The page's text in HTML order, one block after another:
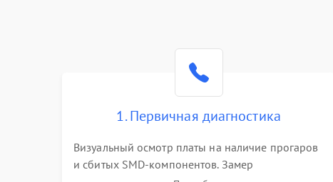
Электронные компоненты
Интерфейсы
1. Первичная диагностика
Визуальный осмотр платы на наличие прогаров
и сбитых SMD-компонентов. Замер